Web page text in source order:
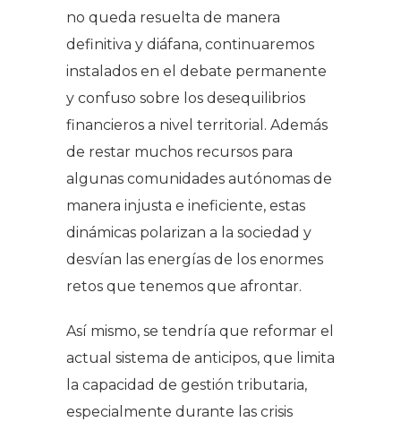
no queda resuelta de manera
definitiva y diáfana, continuaremos
instalados en el debate permanente
y confuso sobre los desequilibrios
financieros a nivel territorial. Además
de restar muchos recursos para
algunas comunidades autónomas de
manera injusta e ineficiente, estas
dinámicas polarizan a la sociedad y
desvían las energías de los enormes
retos que tenemos que afrontar.
Así mismo, se tendría que reformar el
actual sistema de anticipos, que limita
la capacidad de gestión tributaria,
especialmente durante las crisis